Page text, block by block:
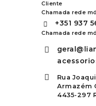
Cliente
Chamada rede
+351 937
Chamada rede
Rua
Armazém
4435-297